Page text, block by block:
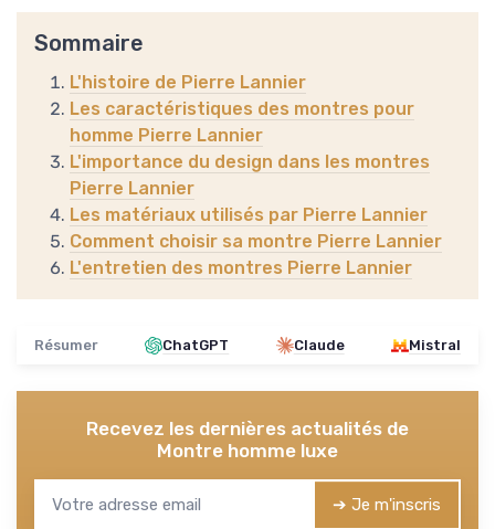
Sommaire
L'histoire de Pierre Lannier
Les caractéristiques des montres pour
homme Pierre Lannier
L'importance du design dans les montres
Pierre Lannier
Les matériaux utilisés par Pierre Lannier
Comment choisir sa montre Pierre Lannier
L'entretien des montres Pierre Lannier
Résumer ChatGPT Claude Mistral
Recevez les dernières actualités de
Montre homme luxe
➔ Je m'inscris